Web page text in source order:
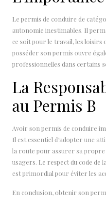
Le permis de conduire de
autonomie inestimables. Il
ce soit pour le travail, les loisirs
posséder son permis ouvre
professionnelles dans certains
La
au Permis B
Avoir son permis de conduire
Il est essentiel d’adopter une
la route pour assurer sa propre
usagers. Le respect du code de
est primordial pour éviter les
En conclusion, obtenir son